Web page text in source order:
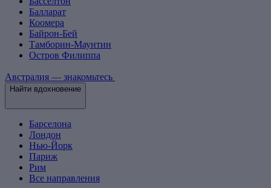
Балларат
Коомера
Байрон-Бей
Тамборин-Маунтин
Остров Филиппа
Австралия — знакомьтесь
Найти вдохновение
Барселона
Лондон
Нью-Йорк
Париж
Рим
Все направления